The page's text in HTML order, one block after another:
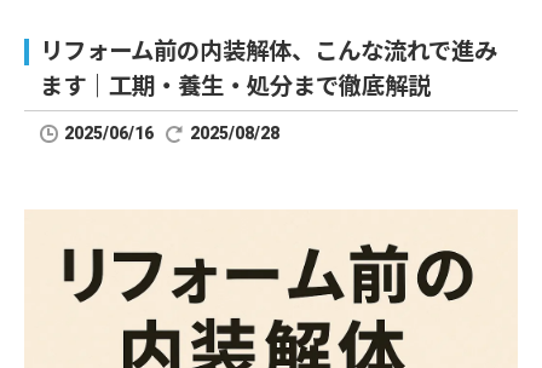
リフォーム前の内装解体、こんな流れで進み
ます｜工期・養生・処分まで徹底解説
2025/06/16 2025/08/28